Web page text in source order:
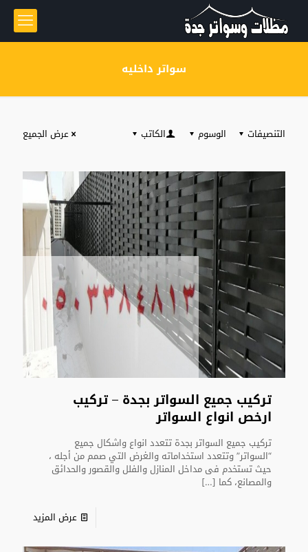
سواتر داخليه
التنصيفات الوسوم الكاتب عرض الجميع
تركيب جميع السواتر بجدة – تركيب
ارخص انواع السواتر
تركيب جميع السواتر بجدة تتعدد انواع واشكال جميع
“السواتر” وتتعدد استخداماته والغرض التي صمم من أجله ،
حيث تستخدم فى مداخل المنازل والفلل والقصور والحدائق
والمصانع، كما […]
عرض المزيد